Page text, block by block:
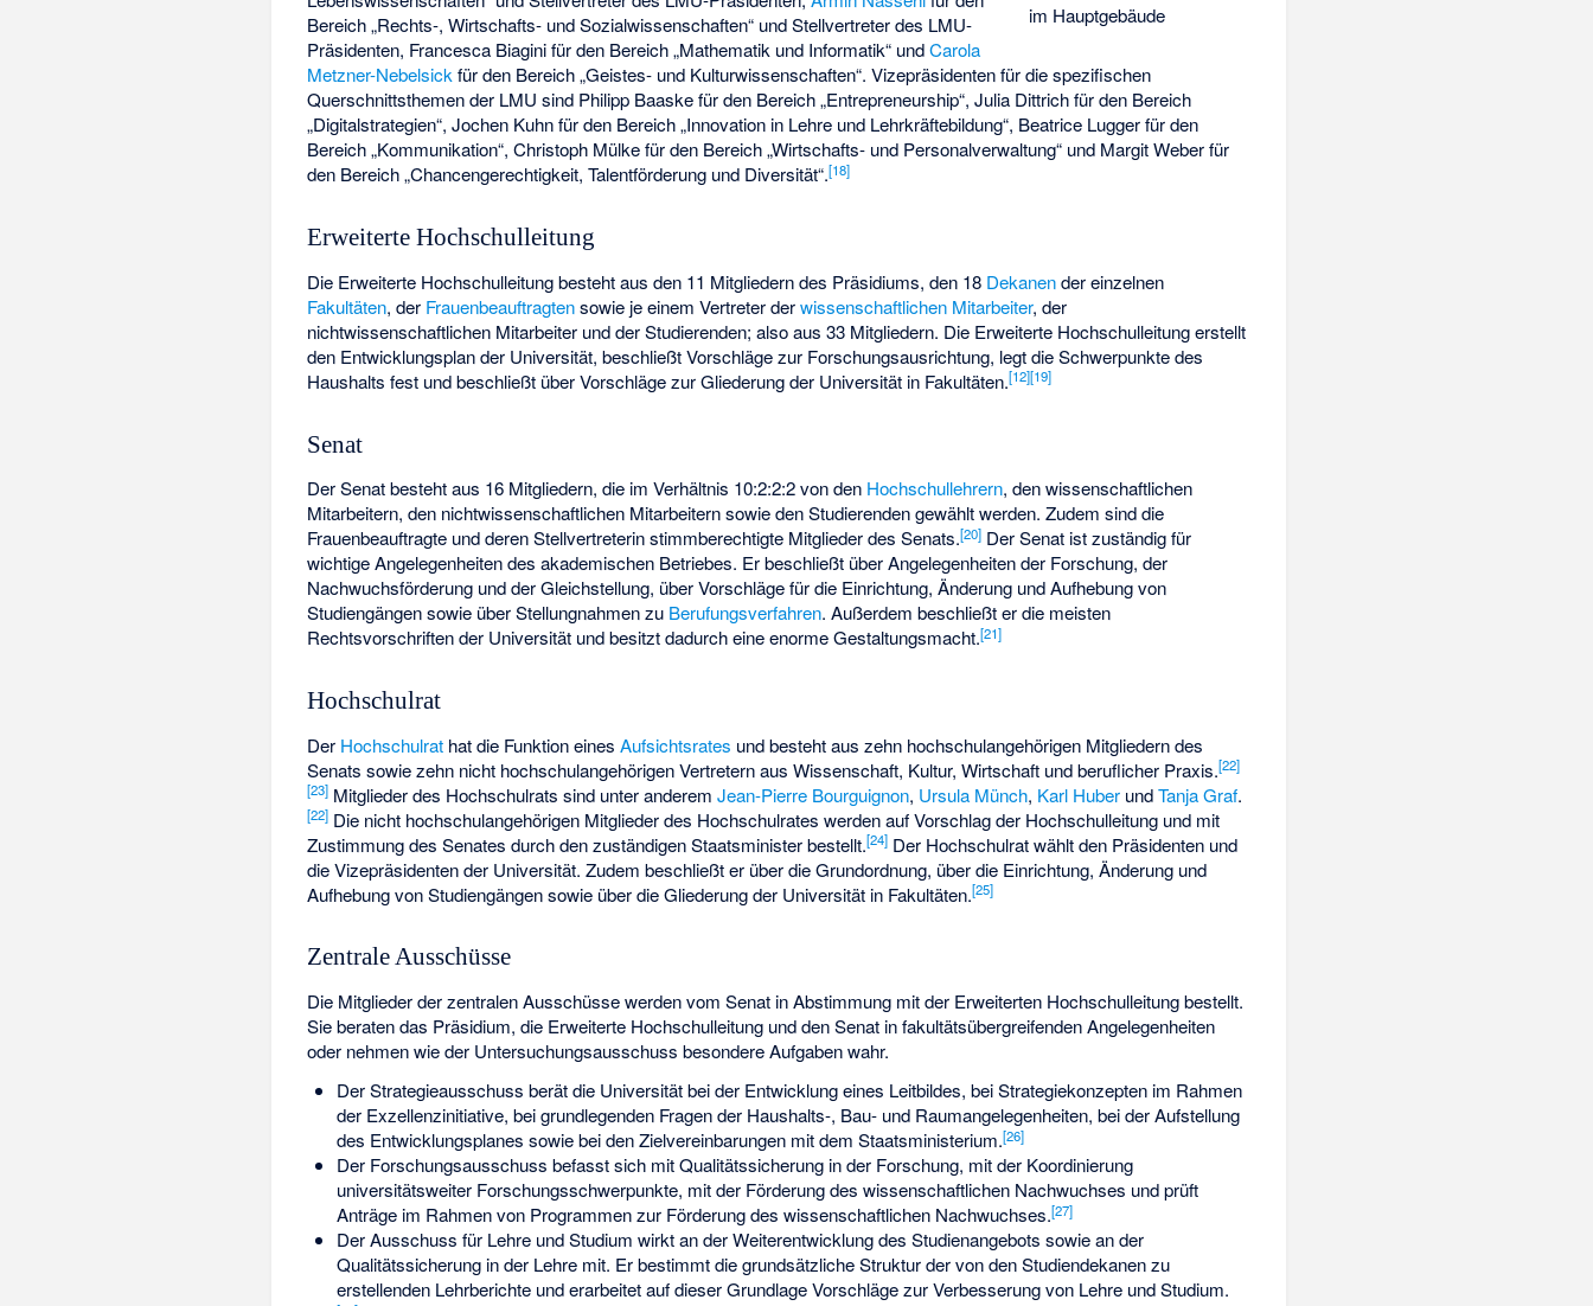
im Hauptgebäude
Bereich „Rechts-, Wirtschafts- und Sozialwissenschaften“ und Stellvertreter des LMU-
Präsidenten, Francesca Biagini für den Bereich „Mathematik und Informatik“ undCarola
Metzner-Nebelsickfür den Bereich „Geistes- und Kulturwissenschaften“. Vizepräsidenten für die spezifischen
Querschnittsthemen der LMU sind Philipp Baaske für den Bereich „Entrepreneurship“, Julia Dittrich für den Bereich
„Digitalstrategien“,Jochen Kuhnfür den Bereich „Innovation in Lehre und Lehrkräftebildung“, Beatrice Lugger für den
Bereich „Kommunikation“, Christoph Mülke für den Bereich „Wirtschafts- und Personalverwaltung“ und Margit Weber für
den Bereich „Chancengerechtigkeit, Talentförderung und Diversität“.[18]
Erweiterte Hochschulleitung
Die Erweiterte Hochschulleitung besteht aus den 11 Mitgliedern des Präsidiums, den 18 Dekanender einzelnen
Fakultäten, der Frauenbeauftragtensowie je einem Vertreter derwissenschaftlichen Mitarbeiter, der
nichtwissenschaftlichen Mitarbeiter und der Studierenden; also aus 33 Mitgliedern. Die Erweiterte Hochschulleitung erstellt
den Entwicklungsplan der Universität, beschließt Vorschläge zur Forschungsausrichtung, legt die Schwerpunkte des
Haushalts fest und beschließt über Vorschläge zur Gliederung der Universität in Fakultäten.[12][19]
Senat
Der Senat besteht aus 16 Mitgliedern, die im Verhältnis 10:2:2:2 von den Hochschullehrern, den wissenschaftlichen
Mitarbeitern, den nichtwissenschaftlichen Mitarbeitern sowie den Studierenden gewählt werden. Zudem sind die
Frauenbeauftragte und deren Stellvertreterin stimmberechtigte Mitglieder des Senats.[20] Der Senat ist zuständig für
wichtige Angelegenheiten des akademischen Betriebes. Er beschließt über Angelegenheiten der Forschung, der
Nachwuchsförderung und der Gleichstellung, über Vorschläge für die Einrichtung, Änderung und Aufhebung von
Studiengängen sowie über Stellungnahmen zu Berufungsverfahren. Außerdem beschließt er die meisten
Rechtsvorschriften der Universität und besitzt dadurch eine enorme Gestaltungsmacht.[21]
Hochschulrat
Der Hochschulrat hat die Funktion einesAufsichtsrates und besteht aus zehn hochschulangehörigen Mitgliedern des
Senats sowie zehn nicht hochschulangehörigen Vertretern aus Wissenschaft, Kultur, Wirtschaft und beruflicher Praxis.[22]
[23] Mitglieder des Hochschulrats sind unter anderemJean-Pierre Bourguignon, Ursula Münch, Karl Huber undTanja Graf.
[22] Die nicht hochschulangehörigen Mitglieder des Hochschulrates werden auf Vorschlag der Hochschulleitung und mit
Zustimmung des Senates durch den zuständigen Staatsminister bestellt.[24] Der Hochschulrat wählt den Präsidenten und
die Vizepräsidenten der Universität. Zudem beschließt er über die Grundordnung, über die Einrichtung, Änderung und
Aufhebung von Studiengängen sowie über die Gliederung der Universität in Fakultäten.[25]
Zentrale Ausschüsse
Die Mitglieder der zentralen Ausschüsse werden vom Senat in Abstimmung mit der Erweiterten Hochschulleitung bestellt.
Sie beraten das Präsidium, die Erweiterte Hochschulleitung und den Senat in fakultätsübergreifenden Angelegenheiten
oder nehmen wie der Untersuchungsausschuss besondere Aufgaben wahr.
Der Strategieausschuss berät die Universität bei der Entwicklung eines Leitbildes, bei Strategiekonzepten im Rahmen
der Exzellenzinitiative, bei grundlegenden Fragen der Haushalts-, Bau- und Raumangelegenheiten, bei der Aufstellung
des Entwicklungsplanes sowie bei den Zielvereinbarungen mit dem Staatsministerium.[26]
Der Forschungsausschuss befasst sich mit Qualitätssicherung in der Forschung, mit der Koordinierung
universitätsweiter Forschungsschwerpunkte, mit der Förderung des wissenschaftlichen Nachwuchses und prüft
Anträge im Rahmen von Programmen zur Förderung des wissenschaftlichen Nachwuchses.[27]
Der Ausschuss für Lehre und Studium wirkt an der Weiterentwicklung des Studienangebots sowie an der
Qualitätssicherung in der Lehre mit. Er bestimmt die grundsätzliche Struktur der von den Studiendekanen zu
erstellenden Lehrberichte und erarbeitet auf dieser Grundlage Vorschläge zur Verbesserung von Lehre und Studium.